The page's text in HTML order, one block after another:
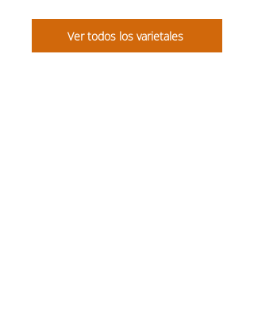
Ver todos los varietales